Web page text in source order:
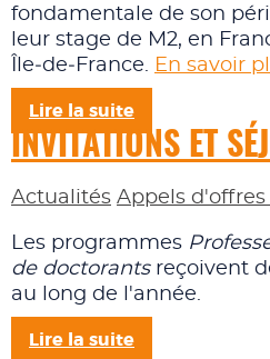
fondamentale de son
leur stage de M2, en
Île‑de‑France. En savoir
Lire la suite
INVITATIONS ET
Actualités Appels
Les programmes
de doctorantsreçoivent
au long de l'année.
Lire la suite